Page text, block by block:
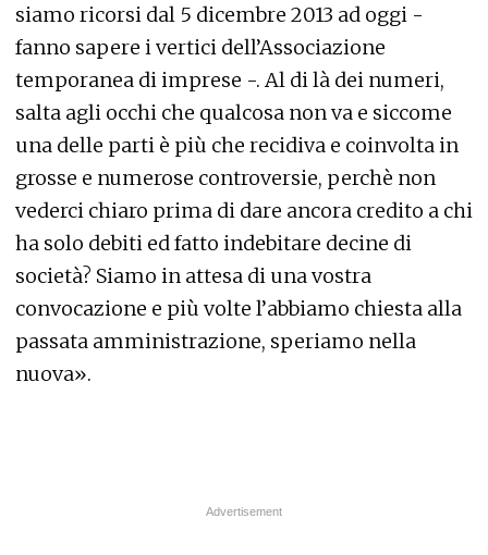
siamo ricorsi dal 5 dicembre 2013 ad oggi -
fanno sapere i vertici dell’Associazione
temporanea di imprese -. Al di là dei numeri,
salta agli occhi che qualcosa non va e siccome
una delle parti è più che recidiva e coinvolta in
grosse e numerose controversie, perchè non
vederci chiaro prima di dare ancora credito a chi
ha solo debiti ed fatto indebitare decine di
società? Siamo in attesa di una vostra
convocazione e più volte l’abbiamo chiesta alla
passata amministrazione, speriamo nella
nuova».